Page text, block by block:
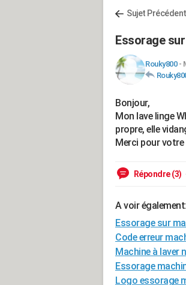
Sujet Précédent
Essorage
Rouky800-
Bonjour,
Mon lave linge
propre, elle
Merci pour votre
Répondre (3)
A voir également:
Essorage sur
Code erreur
Machine à laver
Essorage
Logo essorage